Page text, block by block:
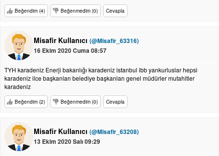
Beğendim (4) Beğenmedim (0) Cevapla
Misafir Kullanıcı (@Misafir_63316)
16 Ekim 2020 Cuma 08:57
TYH karadeniz Enerji bakanlığı karadeniz istanbul ibb yankurluslar hepsi
karadeniz ilce başkanları belediye başkanları genel müdürler mutahitler
karadeniz
Beğendim (2) Beğenmedim (0) Cevapla
Misafir Kullanıcı (@Misafir_63208)
13 Ekim 2020 Salı 09:29